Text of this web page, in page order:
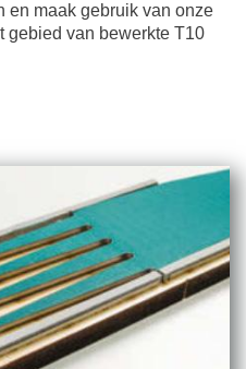
en maak gebruik van onze
gebied van bewerkte T10